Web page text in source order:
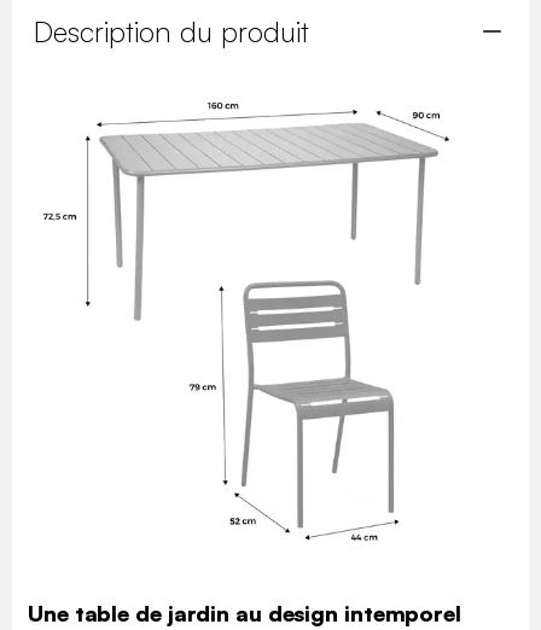
Description du produit
Une table de jardin au design intemporel